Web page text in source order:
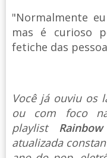
"Normalmente
mas é curioso
fetiche das
Você já ouviu os
ou com foco
playlist
atualizada